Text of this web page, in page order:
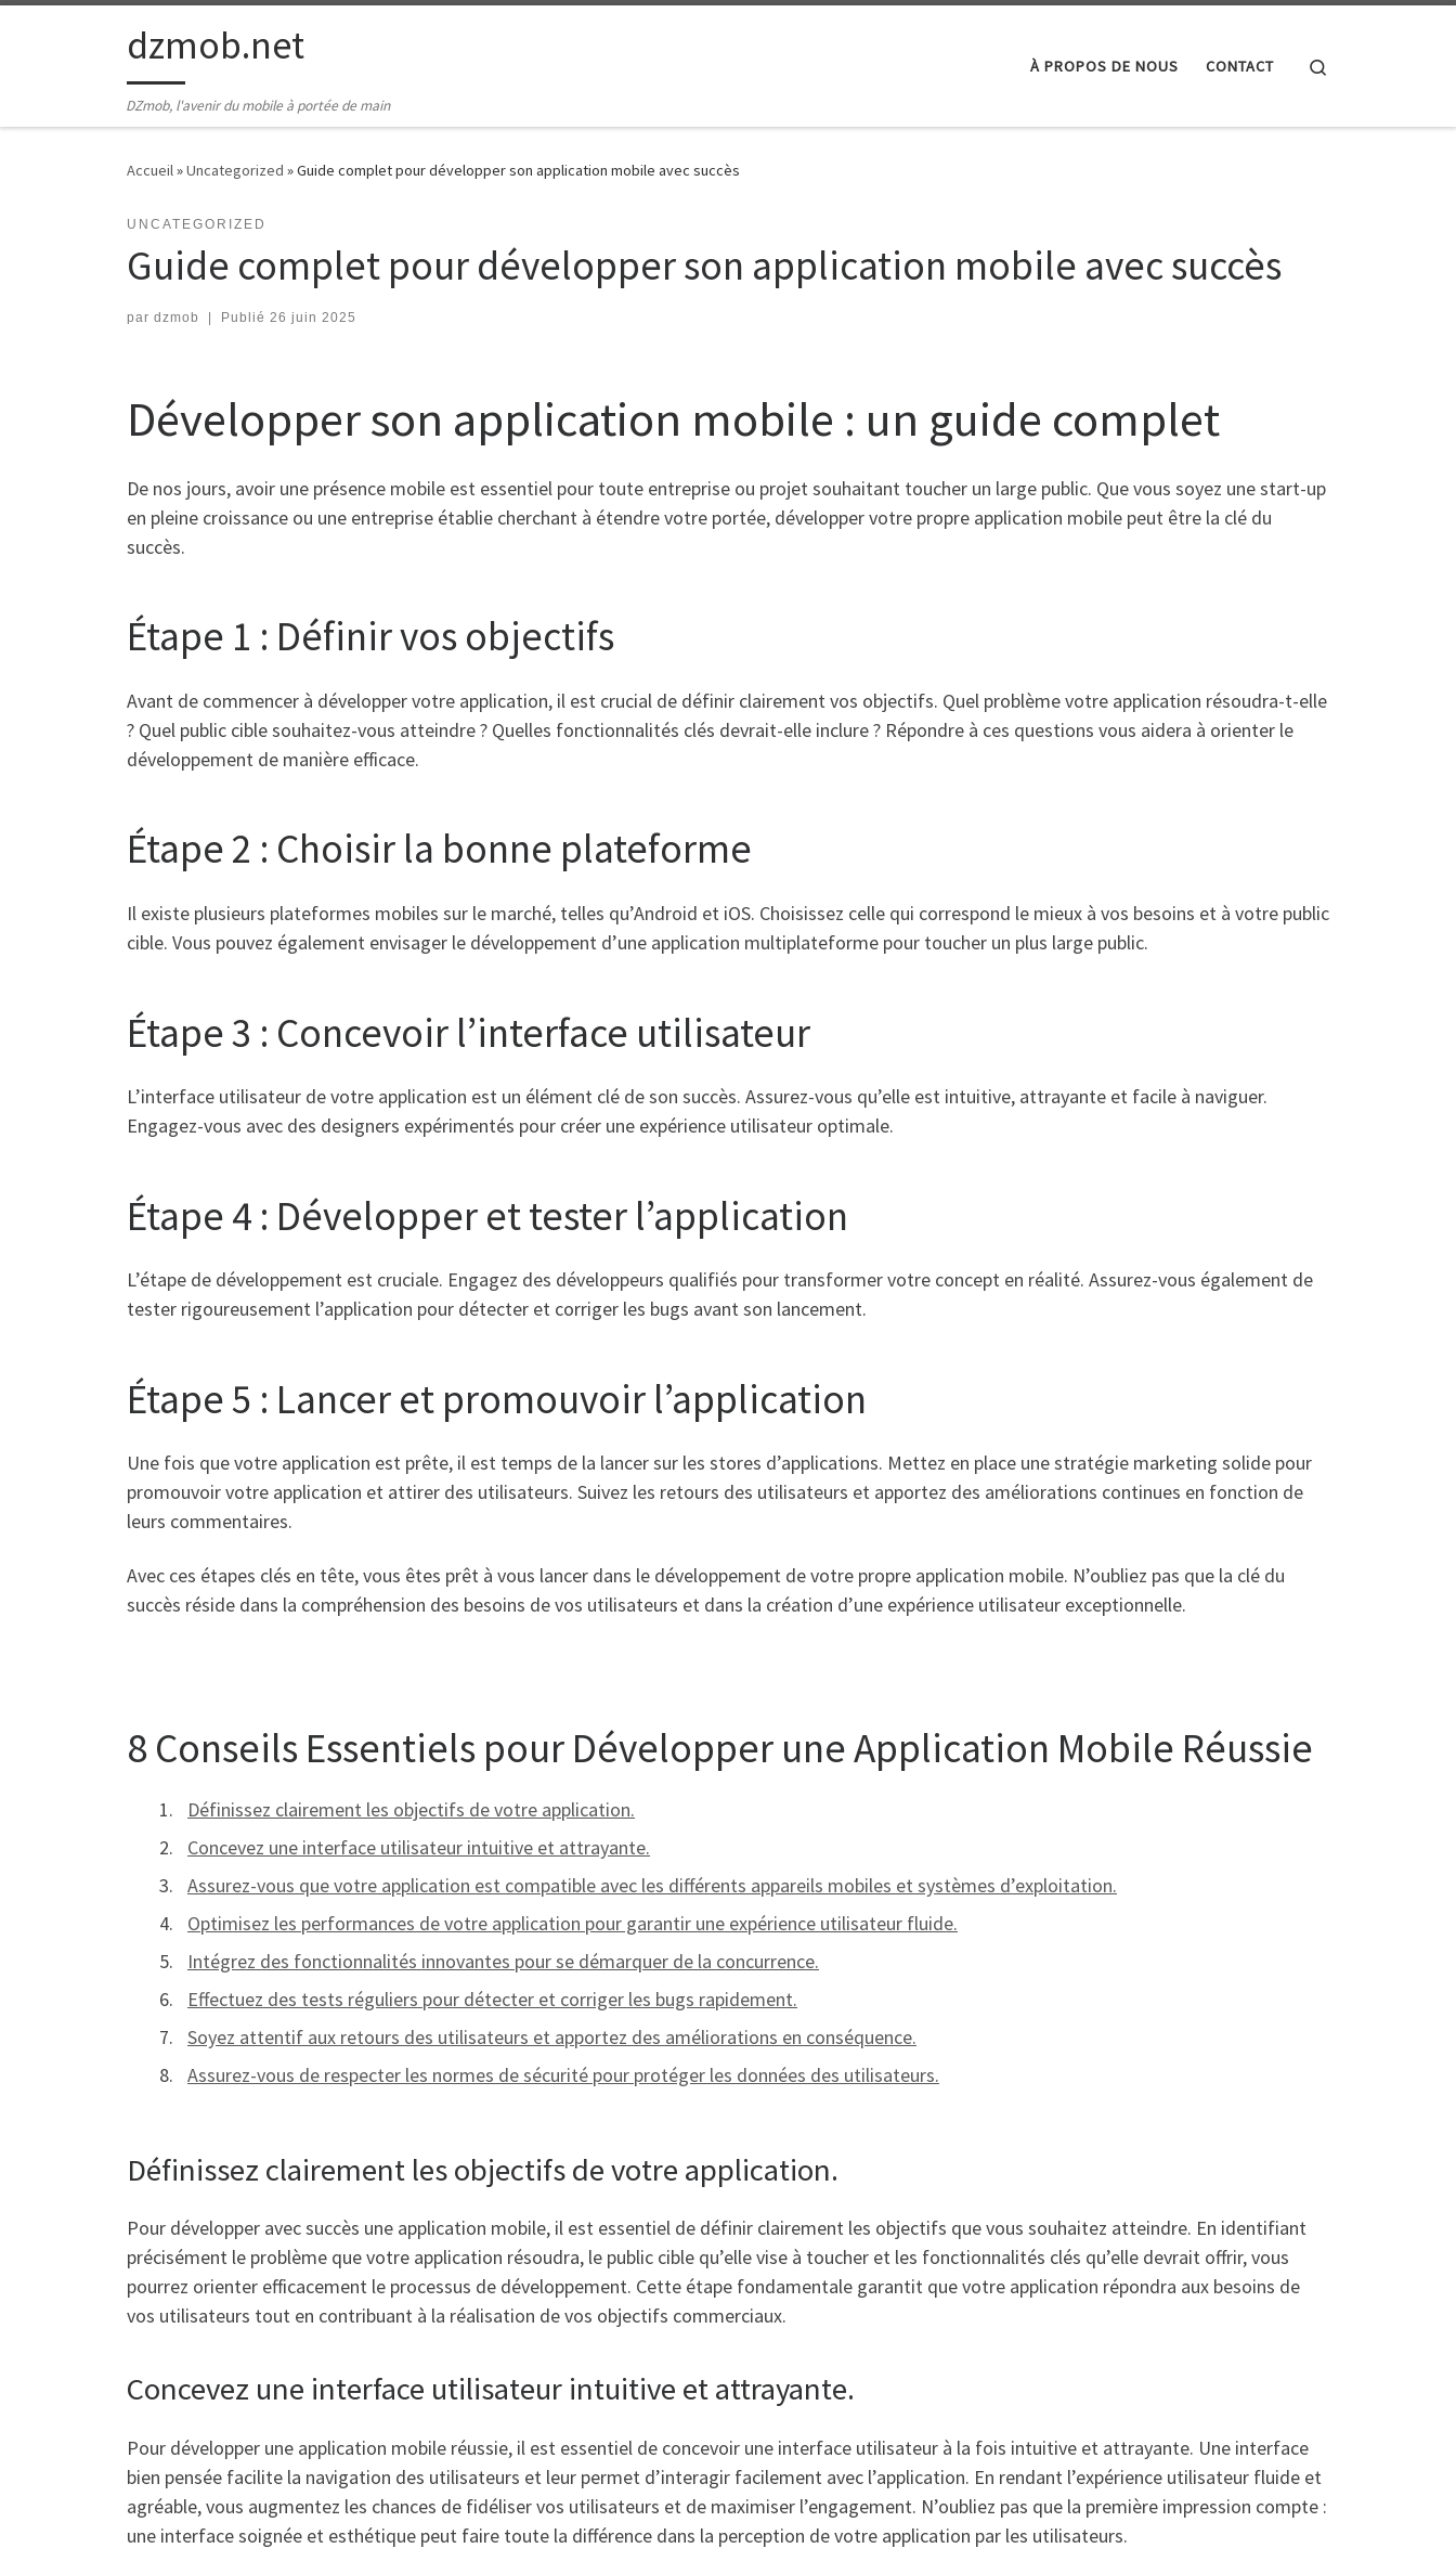
Passer au contenudzmob.net
DZmob, l'avenir du mobile à portée de main
À PROPOS DE NOUS CONTACT
Accueil»Uncategorized »Guide complet pour développer son application mobile avec succès
UNCATEGORIZED
Guide complet pour développer son application mobile avec succès
par dzmob Publié 26 juin 2025
Développer son application mobile : un guide complet
De nos jours, avoir une présence mobile est essentiel pour toute entreprise ou projet souhaitant toucher un large public. Que vous soyez une start-up
en pleine croissance ou une entreprise établie cherchant à étendre votre portée, développer votre propre application mobile peut être la clé du
succès.
Étape 1 : Définir vos objectifs
Avant de commencer à développer votre application, il est crucial de définir clairement vos objectifs. Quel problème votre application résoudra-t-elle
? Quel public cible souhaitez-vous atteindre ? Quelles fonctionnalités clés devrait-elle inclure ? Répondre à ces questions vous aidera à orienter le
développement de manière efficace.
Étape 2 : Choisir la bonne plateforme
Il existe plusieurs plateformes mobiles sur le marché, telles qu’Android et iOS. Choisissez celle qui correspond le mieux à vos besoins et à votre public
cible. Vous pouvez également envisager le développement d’une application multiplateforme pour toucher un plus large public.
Étape 3 : Concevoir l’interface utilisateur
L’interface utilisateur de votre application est un élément clé de son succès. Assurez-vous qu’elle est intuitive, attrayante et facile à naviguer.
Engagez-vous avec des designers expérimentés pour créer une expérience utilisateur optimale.
Étape 4 : Développer et tester l’application
L’étape de développement est cruciale. Engagez des développeurs qualifiés pour transformer votre concept en réalité. Assurez-vous également de
tester rigoureusement l’application pour détecter et corriger les bugs avant son lancement.
Étape 5 : Lancer et promouvoir l’application
Une fois que votre application est prête, il est temps de la lancer sur les stores d’applications. Mettez en place une stratégie marketing solide pour
promouvoir votre application et attirer des utilisateurs. Suivez les retours des utilisateurs et apportez des améliorations continues en fonction de
leurs commentaires.
Avec ces étapes clés en tête, vous êtes prêt à vous lancer dans le développement de votre propre application mobile. N’oubliez pas que la clé du
succès réside dans la compréhension des besoins de vos utilisateurs et dans la création d’une expérience utilisateur exceptionnelle.
8 Conseils Essentiels pour Développer une Application Mobile Réussie
Définissez clairement les objectifs de votre application.
Concevez une interface utilisateur intuitive et attrayante.
Assurez-vous que votre application est compatible avec les différents appareils mobiles et systèmes d’exploitation.
Optimisez les performances de votre application pour garantir une expérience utilisateur fluide.
Intégrez des fonctionnalités innovantes pour se démarquer de la concurrence.
Effectuez des tests réguliers pour détecter et corriger les bugs rapidement.
Soyez attentif aux retours des utilisateurs et apportez des améliorations en conséquence.
Assurez-vous de respecter les normes de sécurité pour protéger les données des utilisateurs.
Définissez clairement les objectifs de votre application.
Pour développer avec succès une application mobile, il est essentiel de définir clairement les objectifs que vous souhaitez atteindre. En identifiant
précisément le problème que votre application résoudra, le public cible qu’elle vise à toucher et les fonctionnalités clés qu’elle devrait offrir, vous
pourrez orienter efficacement le processus de développement. Cette étape fondamentale garantit que votre application répondra aux besoins de
vos utilisateurs tout en contribuant à la réalisation de vos objectifs commerciaux.
Concevez une interface utilisateur intuitive et attrayante.
Pour développer une application mobile réussie, il est essentiel de concevoir une interface utilisateur à la fois intuitive et attrayante. Une interface
bien pensée facilite la navigation des utilisateurs et leur permet d’interagir facilement avec l’application. En rendant l’expérience utilisateur fluide et
agréable, vous augmentez les chances de fidéliser vos utilisateurs et de maximiser l’engagement. N’oubliez pas que la première impression compte :
une interface soignée et esthétique peut faire toute la différence dans la perception de votre application par les utilisateurs.